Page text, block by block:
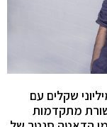
שקלים עם
מתקדמות